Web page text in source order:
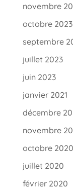
novembre
octobre 2023
septembre
juillet 2023
juin 2023
janvier 2021
décembre
novembre
octobre 2020
juillet 2020
février 2020